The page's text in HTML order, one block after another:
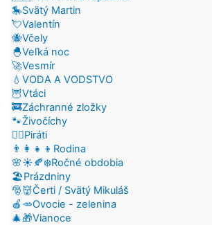
🎠Svätý Martin
💘Valentín
🐝Včely
🐣Veľká noc
🚀Vesmír
💧VODA A VODSTVO
🦉Vtáci
🚒Záchranné zložky
🐾Živočíchy
🏴‍☠️Piráti
👨‍👩‍👧‍👦Rodina
🌸☀️🍂❄️Ročné obdobia
🏖️Prázdniny
🎅👹Čerti / Svätý Mikuláš
🍎🥕Ovocie - zelenina
🎄🎁Vianoce